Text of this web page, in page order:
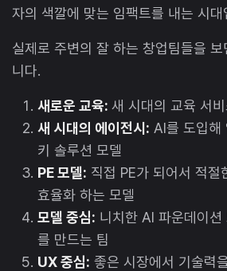
자의 색깔에 맞는 임팩트를 내는 시대
실제로 주변의 잘 하는 창업팀들을
니다.
새로운 교육: 새 시대의 교육 서
새 시대의 에이전시: AI를 도입해
키 솔루션 모델
PE 모델: 직접 PE가 되어서 적절
효율화 하는 모델
모델 중심: 니치한 AI 파운데이션
를 만드는 팀
UX 중심: 좋은 시장에서 기술력